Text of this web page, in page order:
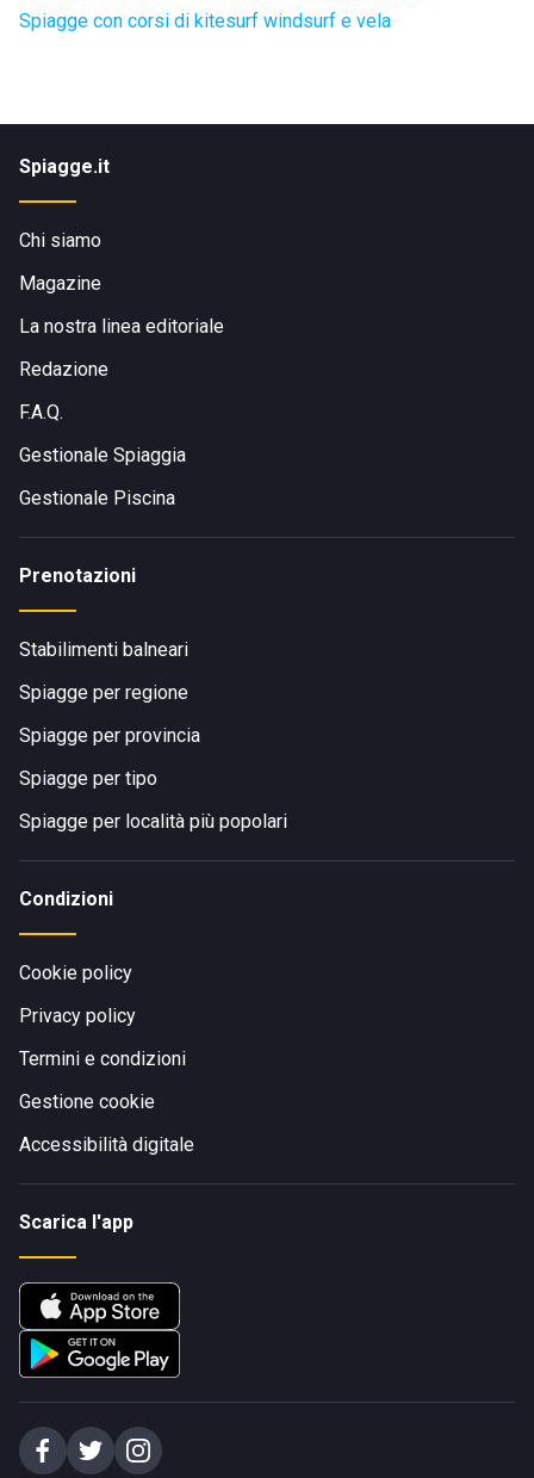
Spiagge con corsi di kitesurf windsurf e vela
Spiagge.it
Chi siamo
Magazine
La nostra linea editoriale
Redazione
F.A.Q.
Gestionale Spiaggia
Gestionale Piscina
Prenotazioni
Stabilimenti balneari
Spiagge per regione
Spiagge per provincia
Spiagge per tipo
Spiagge per località più popolari
Condizioni
Cookie policy
Privacy policy
Termini e condizioni
Gestione cookie
Accessibilità digitale
Scarica l'app